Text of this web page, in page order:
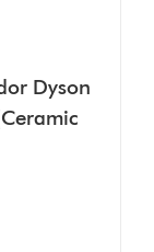
Dyson